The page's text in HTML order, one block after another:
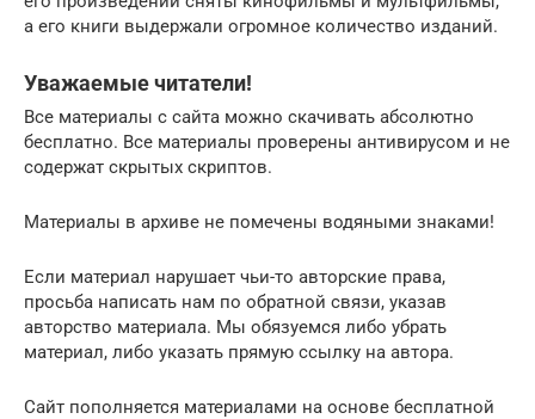
а его книги выдержали огромное количество изданий.
Уважаемые читатели!
Все материалы с сайта можно скачивать абсолютно
бесплатно. Все материалы проверены антивирусом и не
содержат скрытых скриптов.
Материалы в архиве не помечены водяными знаками!
Если материал нарушает чьи-то авторские права,
просьба написать нам по обратной связи, указав
авторство материала. Мы обязуемся либо убрать
материал, либо указать прямую ссылку на автора.
Сайт пополняется материалами на основе бесплатной